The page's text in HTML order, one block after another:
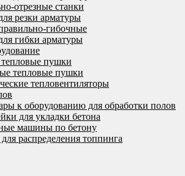
отрезные станки
резки арматуры
гибочные
гибки арматуры
тепловые пушки
тепловые пушки
тепловентиляторы
к оборудованию для обработки полов
для укладки бетона
машины по бетону
распределения топпинга